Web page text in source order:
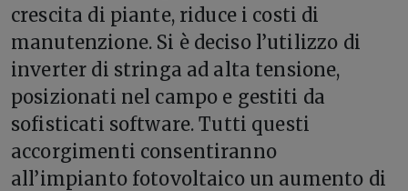
crescita di piante, riduce i costi di
manutenzione. Si è deciso l’utilizzo di
inverter di stringa ad alta tensione,
posizionati nel campo e gestiti da
sofisticati software. Tutti questi
accorgimenti consentiranno
all’impianto fotovoltaico un aumento di